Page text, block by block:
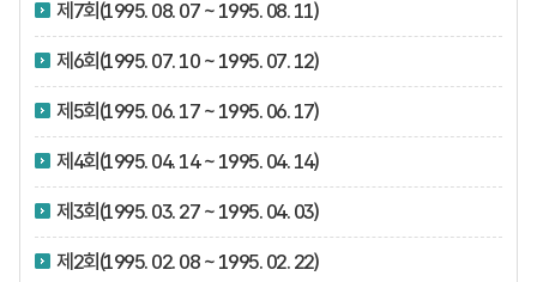
제7회(1995. 08. 07 ~ 1995. 08. 11)
제6회(1995. 07. 10 ~ 1995. 07. 12)
제5회(1995. 06. 17 ~ 1995. 06. 17)
제4회(1995. 04. 14 ~ 1995. 04. 14)
제3회(1995. 03. 27 ~ 1995. 04. 03)
제2회(1995. 02. 08 ~ 1995. 02. 22)